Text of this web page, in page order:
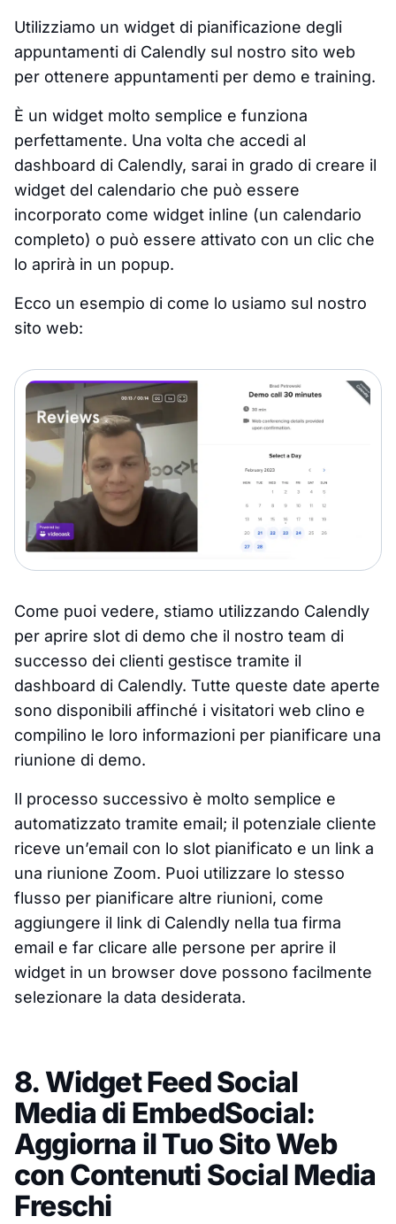
Utilizziamo un widget di pianificazione degli
appuntamenti di Calendly sul nostro sito web
per ottenere appuntamenti per demo e training.
È un widget molto semplice e funziona
perfettamente. Una volta che accedi al
dashboard di Calendly, sarai in grado di creare il
widget del calendario che può essere
incorporato come widget inline (un calendario
completo) o può essere attivato con un clic che
lo aprirà in un popup.
Ecco un esempio di come lo usiamo sul nostro
sito web:
Come puoi vedere, stiamo utilizzando Calendly
per aprire slot di demo che il nostro team di
successo dei clienti gestisce tramite il
dashboard di Calendly. Tutte queste date aperte
sono disponibili affinché i visitatori web clino e
compilino le loro informazioni per pianificare una
riunione di demo.
Il processo successivo è molto semplice e
automatizzato tramite email; il potenziale cliente
riceve un’email con lo slot pianificato e un link a
una riunione Zoom. Puoi utilizzare lo stesso
flusso per pianificare altre riunioni, come
aggiungere il link di Calendly nella tua firma
email e far clicare alle persone per aprire il
widget in un browser dove possono facilmente
selezionare la data desiderata.
8. Widget Feed Social
Media di EmbedSocial:
Aggiorna il Tuo Sito Web
con Contenuti Social Media
Freschi